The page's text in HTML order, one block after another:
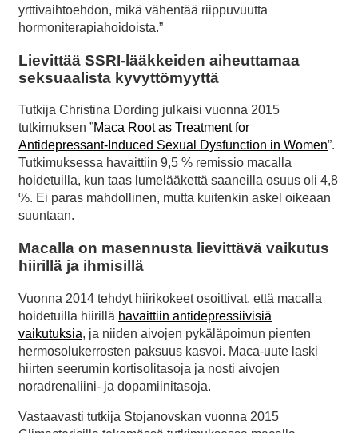
yrttivaihtoehdon, mikä vähentää riippuvuutta
hormoniterapiahoidoista.”
Lievittää SSRI-lääkkeiden aiheuttamaa
seksuaalista kyvyttömyyttä
Tutkija Christina Dording julkaisi vuonna 2015
tutkimuksen ”Maca Root as Treatment for
Antidepressant-Induced Sexual Dysfunction in Women”.
Tutkimuksessa havaittiin 9,5 % remissio macalla
hoidetuilla, kun taas lumelääkettä saaneilla osuus oli 4,8
%. Ei paras mahdollinen, mutta kuitenkin askel oikeaan
suuntaan.
Macalla on masennusta lievittävä vaikutus
hiirillä ja ihmisillä
Vuonna 2014 tehdyt hiirikokeet osoittivat, että macalla
hoidetuilla hiirillä havaittiin antidepressiivisiä
vaikutuksia, ja niiden aivojen pykäläpoimun pienten
hermosolukerrosten paksuus kasvoi. Maca-uute laski
hiirten seerumin kortisolitasoja ja nosti aivojen
noradrenaliini- ja dopamiinitasoja.
Vastaavasti tutkija Stojanovskan vuonna 2015